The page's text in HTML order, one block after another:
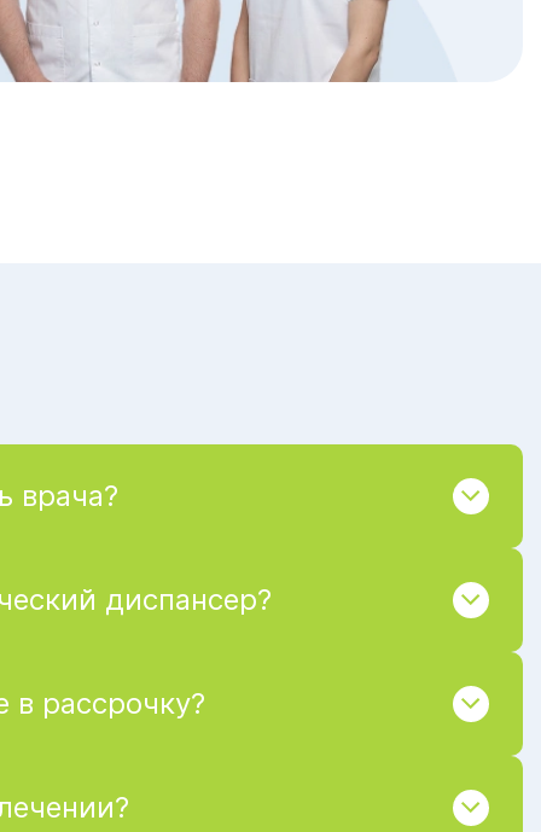
врача?
диспансер?
рассрочку?